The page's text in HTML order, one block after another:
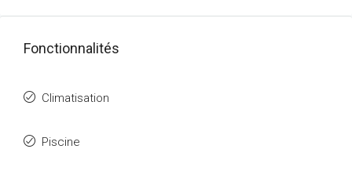
Fonctionnalités
Climatisation
Piscine